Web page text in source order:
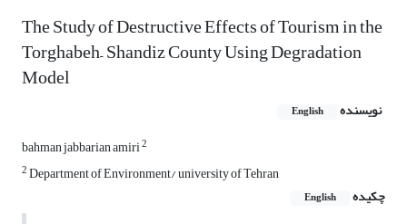
The Study of Destructive Effects of Tourism in the
Torghabeh– Shandiz County Using Degradation
Model
نویسنده English
bahman jabbarian amiri2
2Department of Environment/ university of Tehran
چکیده
English